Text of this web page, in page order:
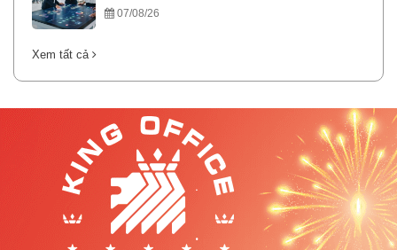
07/08/26
Xem tất cả
.
.